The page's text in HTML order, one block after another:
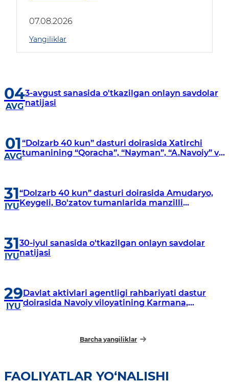
07.08.2026
Yangiliklar
04
AVG
3-avgust sanasida o'tkazilgan onlayn savdolar
natijasi
01
AVG
“Dolzarb 40 kun” dasturi doirasida Xatirchi
tumanining “Qoracha”, “Nayman”, “A.Navoiy” va
31
IYU
“Dolzarb 40 kun” dasturi doirasida Amudaryo,
Keygeli, Bo'zatov tumanlarida manzilli
31
IYU
30-iyul sanasida o'tkazilgan onlayn savdolar
natijasi
29
IYU
Davlat aktivlari agentligi rahbariyati dastur
doirasida Navoiy viloyatining Karmana,
Barcha yangiliklar
FAOLIYATLAR YO‘NALISHI